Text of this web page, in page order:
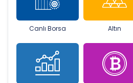
Canlı Borsa Altın